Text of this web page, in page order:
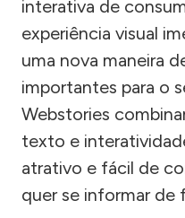
interativa de
experiência visual
uma nova maneira
importantes para o
Webstories
texto e
atrativo e fácil de
quer se informar de